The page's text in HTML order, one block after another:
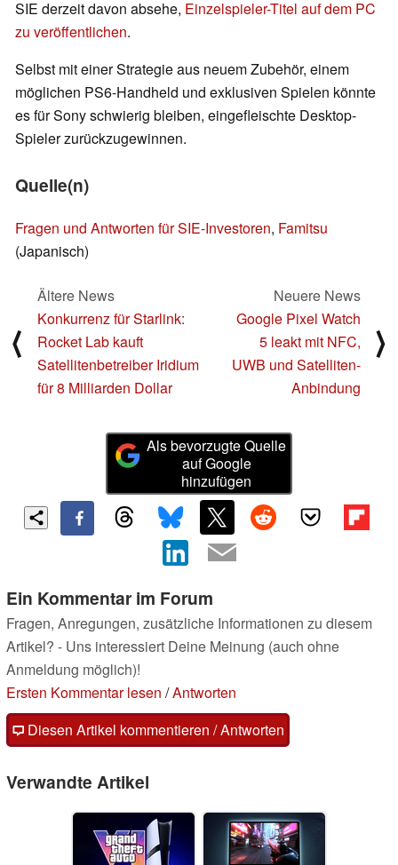
SIE derzeit davon absehe, Einzelspieler-Titel auf dem PC
zu veröffentlichen.
Selbst mit einer Strategie aus neuem Zubehör, einem
möglichen PS6-Handheld und exklusiven Spielen könnte
es für Sony schwierig bleiben, eingefleischte Desktop-
Spieler zurückzugewinnen.
Quelle(n)
Fragen und Antworten für SIE-Investoren, Famitsu
(Japanisch)
⟨
Ältere News
Konkurrenz für Starlink:
Rocket Lab kauft
Satellitenbetreiber Iridium
für 8 Milliarden Dollar
Neuere News
Google Pixel Watch
5 leakt mit NFC,
UWB und Satelliten-
Anbindung
⟩
Als bevorzugte Quelle
auf Google
hinzufügen
Ein Kommentar im Forum
Fragen, Anregungen, zusätzliche Informationen zu diesem
Artikel? - Uns interessiert Deine Meinung (auch ohne
Anmeldung möglich)!
Ersten Kommentar lesen /Antworten
Diesen Artikel kommentieren / Antworten
Verwandte Artikel